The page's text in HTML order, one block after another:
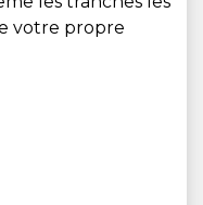
votre propre